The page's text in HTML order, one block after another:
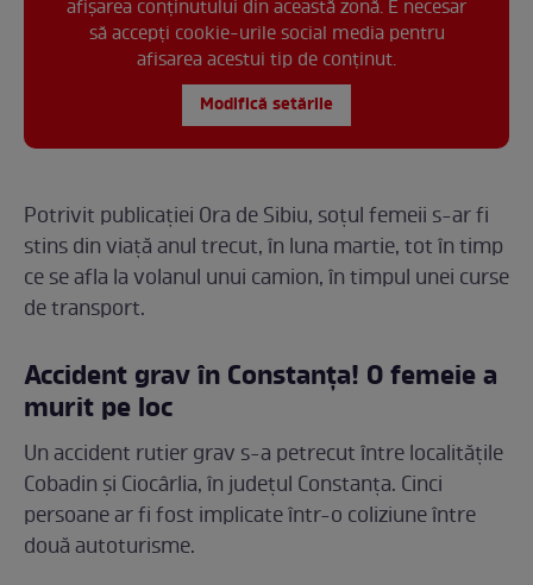
afișarea conținutului din această zonă. E necesar
să accepți cookie-urile social media pentru
afisarea acestui tip de conținut.
Modifică setările
Potrivit publicației Ora de Sibiu, soțul femeii s-ar fi
stins din viață anul trecut, în luna martie, tot în timp
ce se afla la volanul unui camion, în timpul unei curse
de transport.
Accident grav în Constanța! O femeie a
murit pe loc
Un accident rutier grav s-a petrecut între localitățile
Cobadin și Ciocârlia, în județul Constanța. Cinci
persoane ar fi fost implicate într-o coliziune între
două autoturisme.